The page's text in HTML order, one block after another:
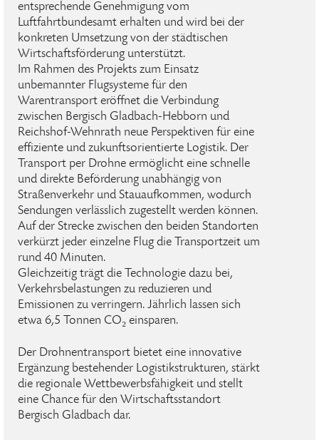
entsprechende Genehmigung vom
Luftfahrtbundesamt erhalten und wird bei der
konkreten Umsetzung von der städtischen
Wirtschaftsförderung unterstützt.
Im Rahmen des Projekts zum Einsatz
unbemannter Flugsysteme für den
Warentransport eröffnet die Verbindung
zwischen Bergisch Gladbach-Hebborn und
Reichshof-Wehnrath neue Perspektiven für eine
effiziente und zukunftsorientierte Logistik. Der
Transport per Drohne ermöglicht eine schnelle
und direkte Beförderung unabhängig von
Straßenverkehr und Stauaufkommen, wodurch
Sendungen verlässlich zugestellt werden können.
Auf der Strecke zwischen den beiden Standorten
verkürzt jeder einzelne Flug die Transportzeit um
rund 40 Minuten.
Gleichzeitig trägt die Technologie dazu bei,
Verkehrsbelastungen zu reduzieren und
Emissionen zu verringern. Jährlich lassen sich
etwa 6,5 Tonnen CO₂ einsparen.
Der Drohnentransport bietet eine innovative
Ergänzung bestehender Logistikstrukturen, stärkt
die regionale Wettbewerbsfähigkeit und stellt
eine Chance für den Wirtschaftsstandort
Bergisch Gladbach dar.